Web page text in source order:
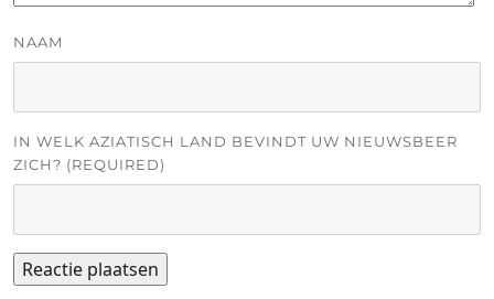
NAAM
IN WELK AZIATISCH LAND BEVINDT UW NIEUWSBEER
ZICH? (REQUIRED)